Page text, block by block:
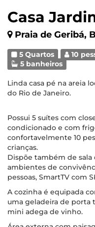
Casa
Praia de Geribá,
5 Quartos 10
5 banheiros
Linda casa pé na areia
do Rio de Janeiro.
Possui 5 suítes com
condicionado e com
confortavelmente 10
crianças.
Dispõe também de sala
ambientes de
pessoas, SmartTV com
A cozinha é equipada
uma geladeira de porta
mini adega de vinho.